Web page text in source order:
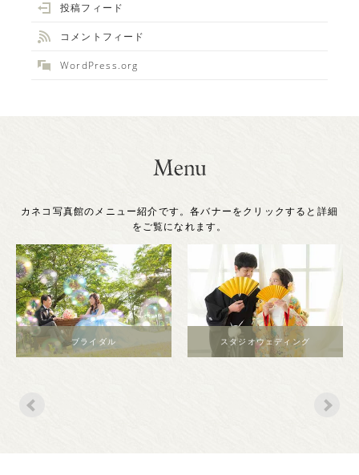
投稿フィード
コメントフィード
WordPress.org
カネコ写真館のメニュー紹介です。各バナーをクリックすると詳細
をご覧になれます。
スタジオウェディング マタニティー